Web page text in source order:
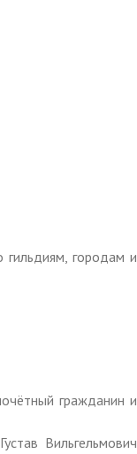
гильдиям, городам и
гражданин и
Вильгельмович